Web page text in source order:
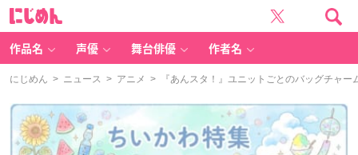
作品名 声優 舞台俳優 作者名
にじめん > ニュース > アニメ > 『あんスタ！』ユニットごとのバッグチャー